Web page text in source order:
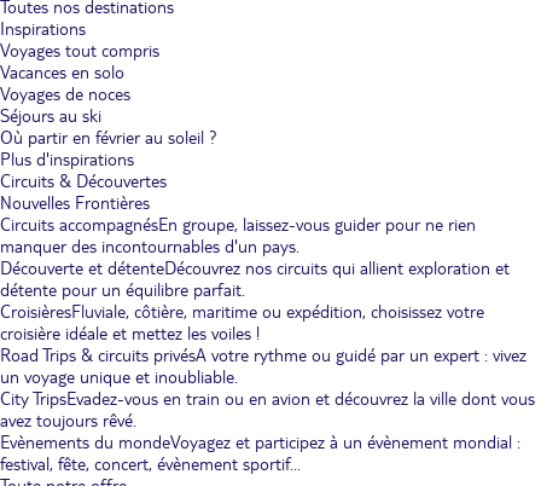
Toutes nos destinations
Inspirations
Voyages tout compris
Vacances en solo
Voyages de noces
Séjours au ski
Où partir en février au soleil ?
Plus d'inspirations
Circuits & Découvertes
Nouvelles Frontières
Circuits accompagnésEn groupe, laissez-vous guider pour ne rien
manquer des incontournables d'un pays.
Découverte et détenteDécouvrez nos circuits qui allient exploration et
détente pour un équilibre parfait.
CroisièresFluviale, côtière, maritime ou expédition, choisissez votre
croisière idéale et mettez les voiles !
Road Trips & circuits privésA votre rythme ou guidé par un expert : vivez
un voyage unique et inoubliable.
City TripsEvadez-vous en train ou en avion et découvrez la ville dont vous
avez toujours rêvé.
Evènements du mondeVoyagez et participez à un évènement mondial :
festival, fête, concert, évènement sportif...